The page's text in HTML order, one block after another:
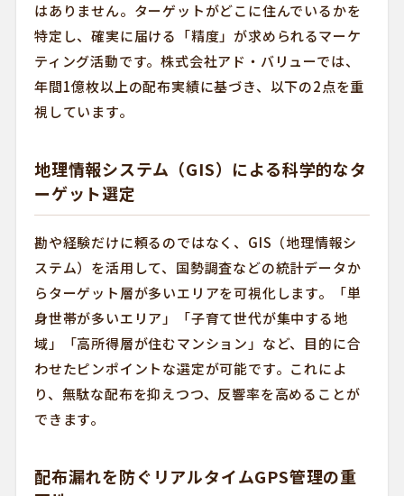
はありません。ターゲットがどこに住んでいるかを
特定し、確実に届ける「精度」が求められるマーケ
ティング活動です。株式会社アド・バリューでは、
年間1億枚以上の配布実績に基づき、以下の2点を重
視しています。
地理情報システム（GIS）による科学的なタ
ーゲット選定
勘や経験だけに頼るのではなく、GIS（地理情報シ
ステム）を活用して、国勢調査などの統計データか
らターゲット層が多いエリアを可視化します。「単
身世帯が多いエリア」「子育て世代が集中する地
域」「高所得層が住むマンション」など、目的に合
わせたピンポイントな選定が可能です。これによ
り、無駄な配布を抑えつつ、反響率を高めることが
できます。
配布漏れを防ぐリアルタイムGPS管理の重